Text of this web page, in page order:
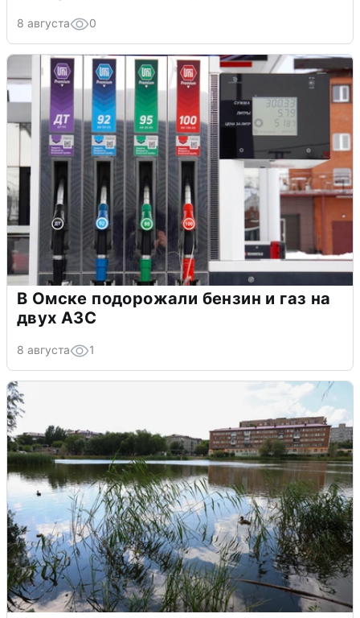
8 августа 0
В Омске подорожали бензин и газ на
двух АЗС
8 августа 1